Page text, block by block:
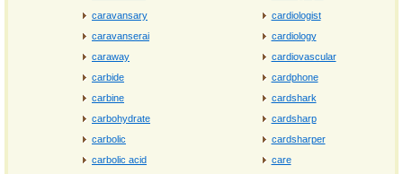
caravansary
caravanserai
caraway
carbide
carbine
carbohydrate
carbolic
carbolic acid
cardiologist
cardiology
cardiovascular
cardphone
cardshark
cardsharp
cardsharper
care